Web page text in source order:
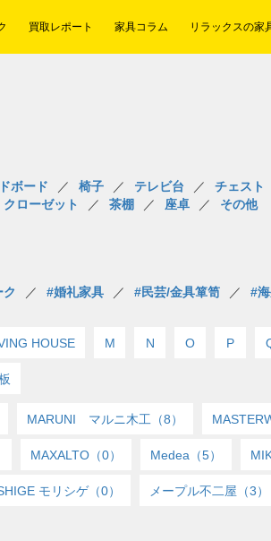
買取レポート 家具コラム リラックスの家
ボード 椅子 テレビ台 チェスト
クローゼット 茶棚 座卓 その他
#婚礼家具 #民芸/金具箪笥 #
HOUSE M N O P
MARUNI マルニ木工（8）
MAXALTO（0） Medea（5）
モリシゲ（0） メープル不二屋（3）